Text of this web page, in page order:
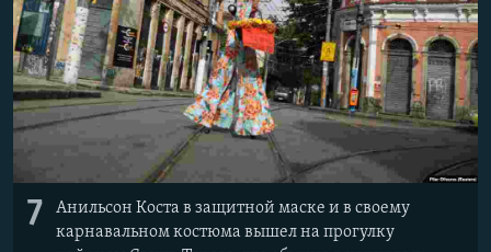
7
Анильсон Коста в защитной маске и в своему
карнавальном костюма вышел на прогулку